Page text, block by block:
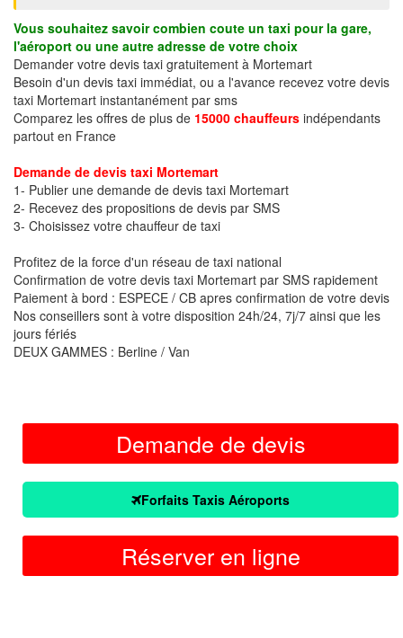
Vous souhaitez savoir combien coute un taxi pour la gare,
l'aéroport ou une autre adresse de votre choix
Demander votre devis taxi gratuitement à Mortemart
Besoin d'un devis taxi immédiat, ou a l'avance recevez votre devis
taxi Mortemart instantanément par sms
Comparez les offres de plus de 15000 chauffeurs indépendants
partout en France
Demande de devis taxi Mortemart
1- Publier une demande de devis taxi Mortemart
2- Recevez des propositions de devis par SMS
3- Choisissez votre chauffeur de taxi
Profitez de la force d'un réseau de taxi national
Confirmation de votre devis taxi Mortemart par SMS rapidement
Paiement à bord : ESPECE / CB apres confirmation de votre devis
Nos conseillers sont à votre disposition 24h/24, 7j/7 ainsi que les
jours fériés
DEUX GAMMES : Berline / Van
Demande de devis
Forfaits Taxis Aéroports
Réserver en ligne